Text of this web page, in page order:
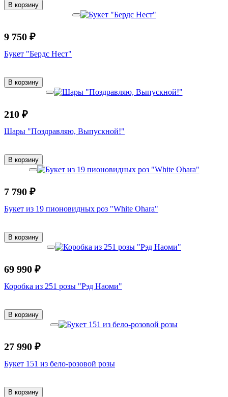
В корзину
9 750 ₽
Букет "Бердс Нест"
В корзину
210 ₽
Шары "Поздравляю, Выпускной!"
В корзину
7 790 ₽
Букет из 19 пионовидных роз "White Ohara"
В корзину
69 990 ₽
Коробка из 251 розы "Рэд Наоми"
В корзину
27 990 ₽
Букет 151 из бело-розовой розы
В корзину